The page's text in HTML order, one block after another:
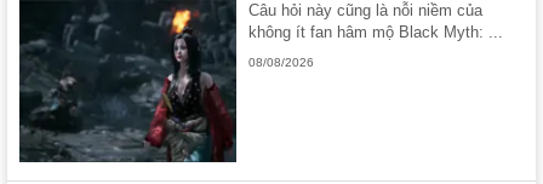
Câu hỏi này cũng là nỗi niềm của
không ít fan hâm mộ Black Myth: ...
08/08/2026